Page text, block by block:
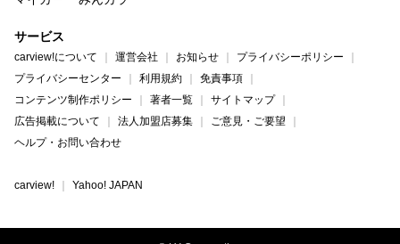
サービス
carview!について 運営会社 お知らせ
プライバシーポリシー
プライバシーセンター
利用規約
免責事項
コンテンツ制作ポリシー
著者一覧
サイトマップ
広告掲載について
法人加盟店募集
ご意見・ご要望
ヘルプ・お問い合わせ
carview! Yahoo! JAPAN